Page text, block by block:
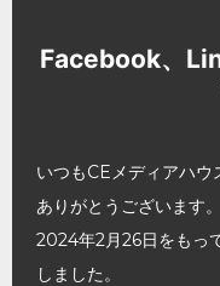
Facebook、
いつもCEメディアハ
ありがとうございます。
2024年2月26日をもっ
しました。